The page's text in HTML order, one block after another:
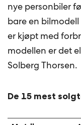
nye personbiler
bare en
er kjøpt med
modellen er det
Solberg Thorsen.
De 15 mest